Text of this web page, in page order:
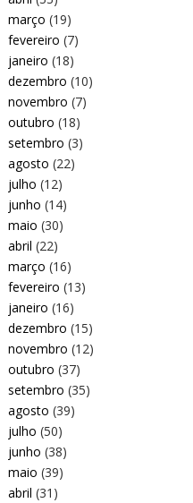
março (19)
fevereiro (7)
janeiro (18)
dezembro (10)
novembro (7)
outubro (18)
setembro (3)
agosto (22)
julho (12)
junho (14)
maio (30)
abril (22)
março (16)
fevereiro (13)
janeiro (16)
dezembro (15)
novembro (12)
outubro (37)
setembro (35)
agosto (39)
julho (50)
junho (38)
maio (39)
abril (31)